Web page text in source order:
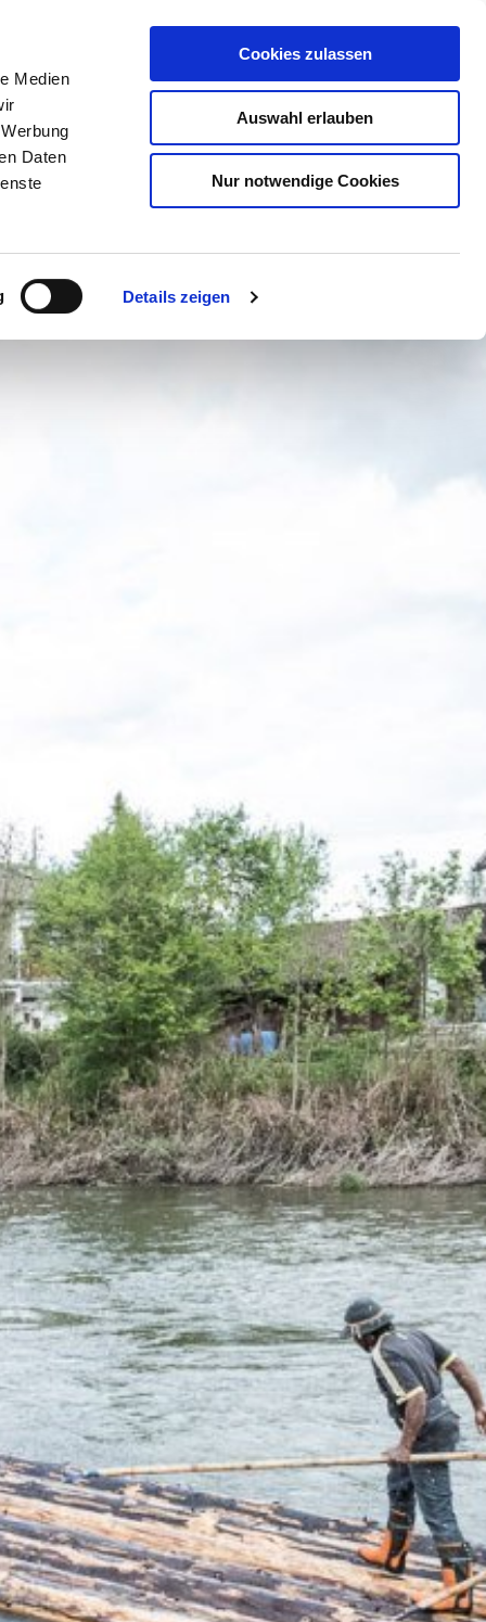
Medien
Daten
Details zeigen
Cookies zulassen
Auswahl erlauben
Nur notwendige Cookies
BUCHEN SUCHE